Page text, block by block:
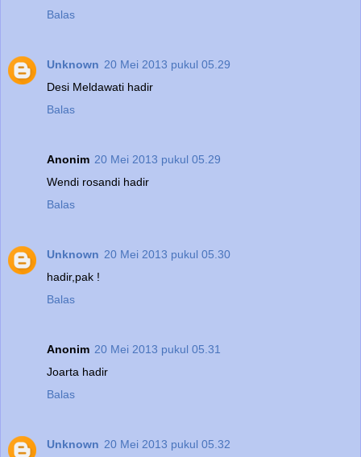
Balas
Unknown 20 Mei 2013 pukul 05.29
Desi Meldawati hadir
Balas
Anonim 20 Mei 2013 pukul 05.29
Wendi rosandi hadir
Balas
Unknown 20 Mei 2013 pukul 05.30
hadir,pak !
Balas
Anonim 20 Mei 2013 pukul 05.31
Joarta hadir
Balas
Unknown 20 Mei 2013 pukul 05.32